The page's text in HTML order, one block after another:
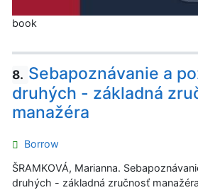
book
8. Sebapoznávanie a
druhých - základná
manažéra
Borrow
ŠRAMKOVÁ, Marianna.
druhých - základná zručnosť